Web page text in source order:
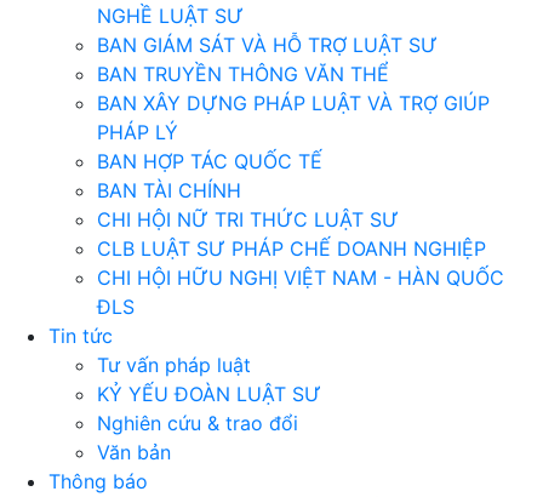
NGHỀ LUẬT SƯ
BAN GIÁM SÁT VÀ HỖ TRỢ LUẬT SƯ
BAN TRUYỀN THÔNG VĂN THỂ
BAN XÂY DỰNG PHÁP LUẬT VÀ TRỢ GIÚP
PHÁP LÝ
BAN HỢP TÁC QUỐC TẾ
BAN TÀI CHÍNH
CHI HỘI NỮ TRI THỨC LUẬT SƯ
CLB LUẬT SƯ PHÁP CHẾ DOANH NGHIỆP
CHI HỘI HỮU NGHỊ VIỆT NAM - HÀN QUỐC
ĐLS
Tin tức
Tư vấn pháp luật
KỶ YẾU ĐOÀN LUẬT SƯ
Nghiên cứu & trao đổi
Văn bản
Thông báo